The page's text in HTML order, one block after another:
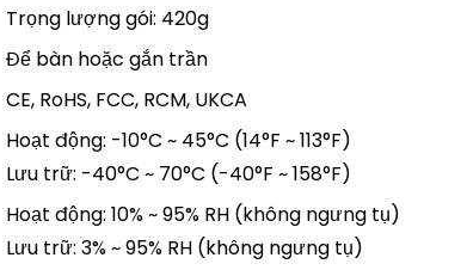
Trọng lượng gói: 420g
Để bàn hoặc gắn trần
CE, RoHS, FCC, RCM, UKCA
Hoạt động: -10°C ~ 45°C (14°F ~ 113°F)
Lưu trữ: -40°C ~ 70°C (-40°F ~ 158°F)
Hoạt động: 10% ~ 95% RH (không ngưng tụ)
Lưu trữ: 3% ~ 95% RH (không ngưng tụ)